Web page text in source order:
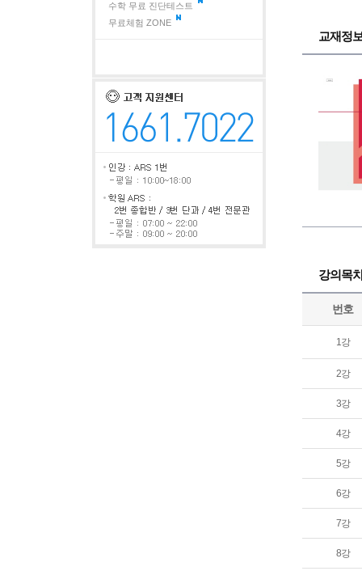
수학 무료 진단테스트
무료체험 ZONE
교재정
강의목
번호
1강
2강
3강
4강
5강
6강
7강
8강